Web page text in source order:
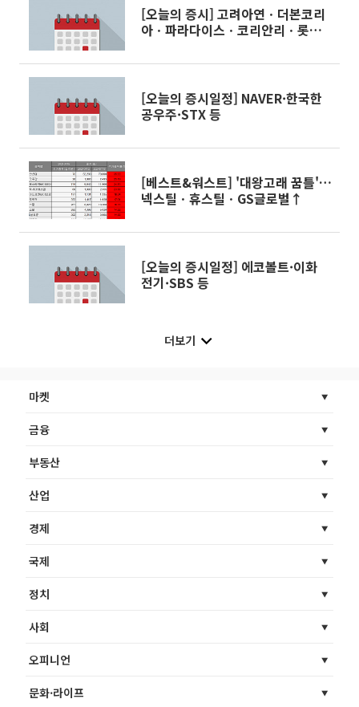
[오늘의 증시] 고려아연ㆍ더본코리
아ㆍ파라다이스ㆍ코리안리ㆍ롯데
[오늘의 증시일정] NAVER·한국한
공우주·STX 등
[베스트&워스트] '대왕고래 꿈틀'…
넥스틸ㆍ휴스틸ㆍGS글로벌↑
[오늘의 증시일정] 에코볼트·이화
전기·SBS 등
더보기
마켓
금융
부동산
산업
경제
국제
정치
사회
오피니언
문화·라이프